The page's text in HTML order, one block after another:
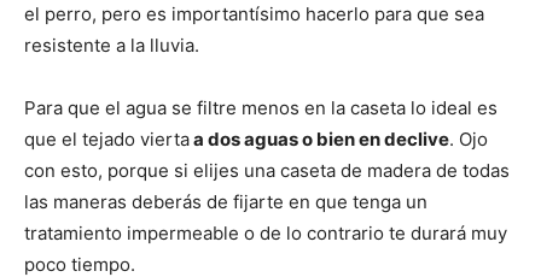
Fotos
de
Cachorros
el perro, pero es importantísimo hacerlo para que sea
resistente a la lluvia.
Para que el agua se filtre menos en la caseta lo ideal es
que el tejado viertaa dos aguas o bien en declive. Ojo
con esto, porque si elijes una caseta de madera de todas
las maneras deberás de fijarte en que tenga un
tratamiento impermeable o de lo contrario te durará muy
poco tiempo.